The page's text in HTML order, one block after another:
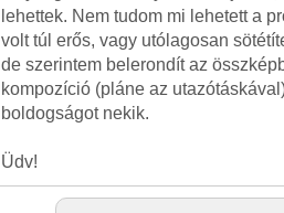
lehettek. Nem tudom mi lehetett a
volt túl erős, vagy utólagosan
de szerintem belerondít az
kompozíció (pláne az
boldogságot nekik.
Üdv!